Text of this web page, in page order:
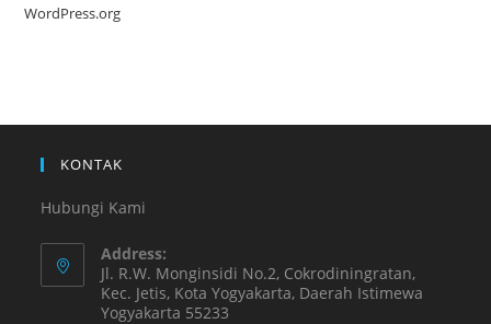
WordPress.org
KONTAK
Hubungi Kami
Address:
Jl. R.W. Monginsidi No.2, Cokrodiningratan,
Kec. Jetis, Kota Yogyakarta, Daerah Istimewa
Yogyakarta 55233